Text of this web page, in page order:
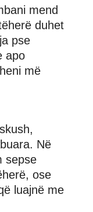
mend
duhet
pse
apo
më
Në
sepse
ose
luajnë me